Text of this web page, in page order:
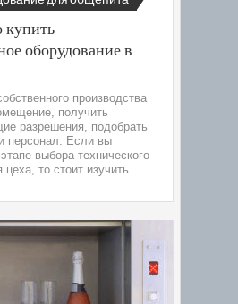
купить
оборудование в
производства
получить
разрешения, подобрать
персонал. Если вы
выбора технического
то стоит изучить